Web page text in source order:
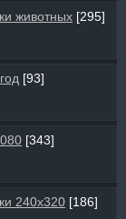
животных [295]
[93]
[343]
240х320 [186]